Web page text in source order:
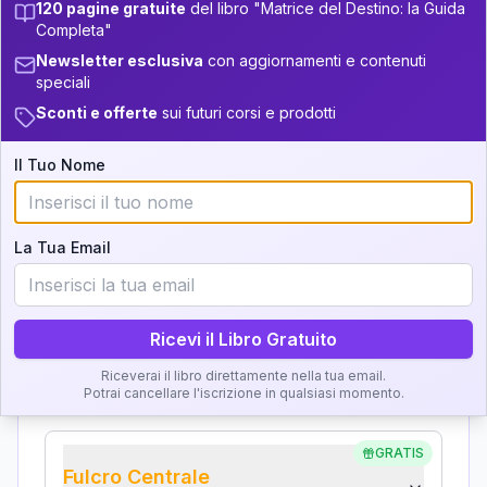
17.5-18.5 +3 18
34-36
36-37.5
38.5-39
Analisi, Significato e
Interpretazione
l'interpretazione!
GRATIS
Zona del Ritratto
Importanza:
Karma Genitore-Figlio
Importanza:
GRATIS
Fulcro Centrale
120 pagine gratuite del libro "Matrice del Destino: la Guida
Completa"
Newsletter esclusiva con aggiornamenti e contenuti
speciali
Sconti e offerte sui futuri corsi e prodotti
Il Tuo Nome
La Tua Email
Ricevi il Libro Gratuito
Riceverai il libro direttamente nella tua email.
Potrai cancellare l'iscrizione in qualsiasi momento.